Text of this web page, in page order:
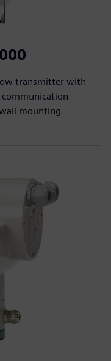
transmitter with
mounting